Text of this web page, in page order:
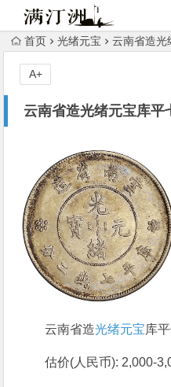
首页 光绪元宝 云南省造光
云南省造光绪元宝库平
A+
云南省造光绪元宝库
估价(人民币): 2,000-